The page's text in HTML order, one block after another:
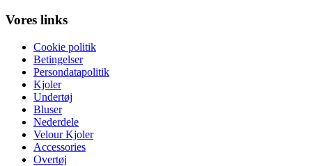
Vores links
Cookie politik
Betingelser
Persondatapolitik
Kjoler
Undertøj
Bluser
Nederdele
Velour Kjoler
Accessories
Overtøj